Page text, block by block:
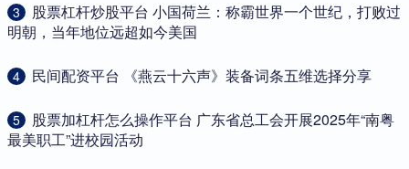
3
​股票杠杆炒股平台 小国荷兰：称霸世界一个世纪，打败过
明朝，当年地位远超如今美国
4 ​民间配资平台 《燕云十六声》装备词条五维选择分享
5
​股票加杠杆怎么操作平台 广东省总工会开展2025年“南粤
最美职工”进校园活动